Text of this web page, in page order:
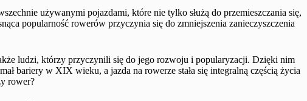
używanymi pojazdami, które nie tylko służą do przemieszczania się,
popularność rowerów przyczynia się do zmniejszenia zanieczyszczenia
ludzi, którzy przyczynili się do jego rozwoju i popularyzacji. Dzięki nim
bariery w XIX wieku, a jazda na rowerze stała się integralną częścią życia
rower?